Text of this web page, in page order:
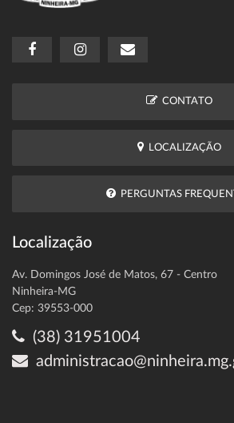
CONTATO
LOCALIZAÇÃO
PERGUNTAS
Localização
Av. Domingos José de Matos, 67 - Centro
Ninheira-MG
Cep: 39553-000
(38) 31951004